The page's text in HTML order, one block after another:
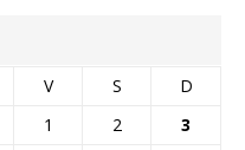
V S
D
1
2
3